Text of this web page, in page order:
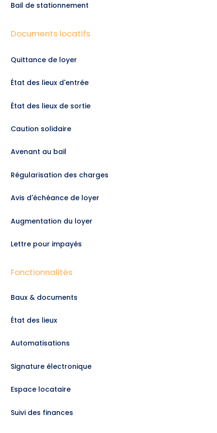
Bail de stationnement
Documents locatifs
Quittance de loyer
État des lieux d'entrée
État des lieux de sortie
Caution solidaire
Avenant au bail
Régularisation des charges
Avis d'échéance de loyer
Augmentation du loyer
Lettre pour impayés
Fonctionnalités
Baux & documents
État des lieux
Automatisations
Signature électronique
Espace locataire
Suivi des finances